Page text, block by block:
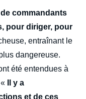
commandants
pour diriger, pour
entraînant le
dangereuse.
été entendues à
Il y a
et de ces